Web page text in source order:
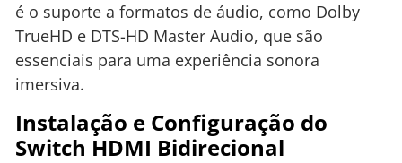
é o suporte a formatos de áudio, como Dolby
TrueHD e DTS-HD Master Audio, que são
essenciais para uma experiência sonora
imersiva.
Instalação e Configuração do
Switch HDMI Bidirecional